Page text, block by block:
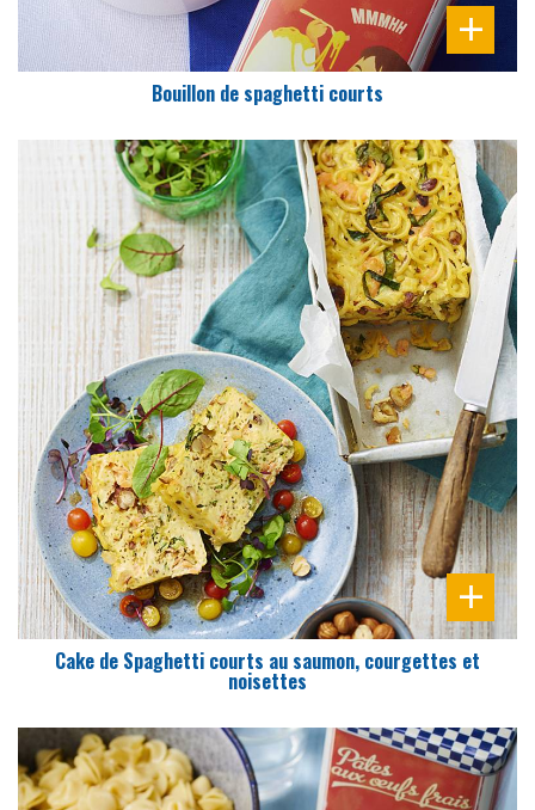
Bouillon de spaghetti courts
DIFFICULTÉ
PRÉPARATION
15 Min
Cake de Spaghetti courts au saumon, courgettes et
noisettes